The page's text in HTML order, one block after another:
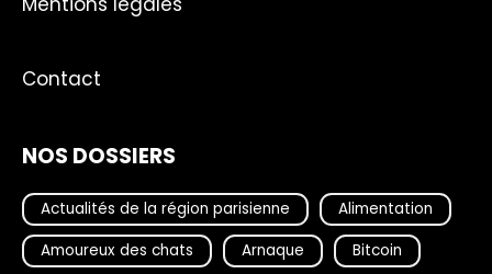
Contact
NOS DOSSIERS
Actualités de la région parisienne
Alimentation
Amoureux des chats
Arnaque
Bitcoin